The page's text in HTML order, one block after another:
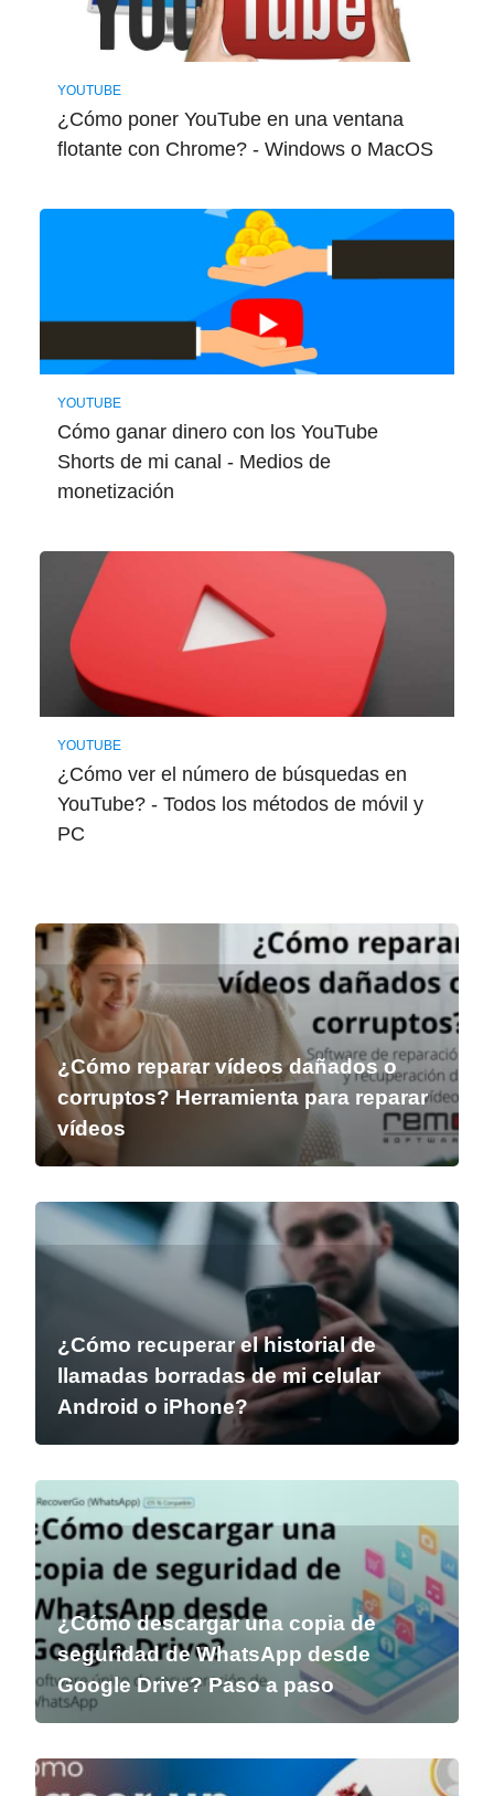
YOUTUBE
¿Cómo poner YouTube en una ventana
flotante con Chrome? - Windows o MacOS
YOUTUBE
Cómo ganar dinero con los YouTube
Shorts de mi canal - Medios de
monetización
YOUTUBE
¿Cómo ver el número de búsquedas en
YouTube? - Todos los métodos de móvil y
PC
¿Cómo reparar vídeos dañados o
corruptos? Herramienta para reparar
vídeos
¿Cómo recuperar el historial de
llamadas borradas de mi celular
Android o iPhone?
¿Cómo descargar una copia de
seguridad de WhatsApp desde
Google Drive? Paso a paso